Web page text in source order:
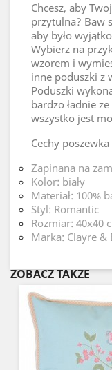
Chcesz, aby
przytulna? Baw
aby było
Wybierz na
wzorem i
inne poduszki z
Poduszki
bardzo ładnie
wszystko jest
Cechy
Zapinana na
Kolor: biały
Materiał: 100%
Styl: Romantic
Rozmiar: 40x40
Marka: Clayre &
ZOBACZ TAKŻE